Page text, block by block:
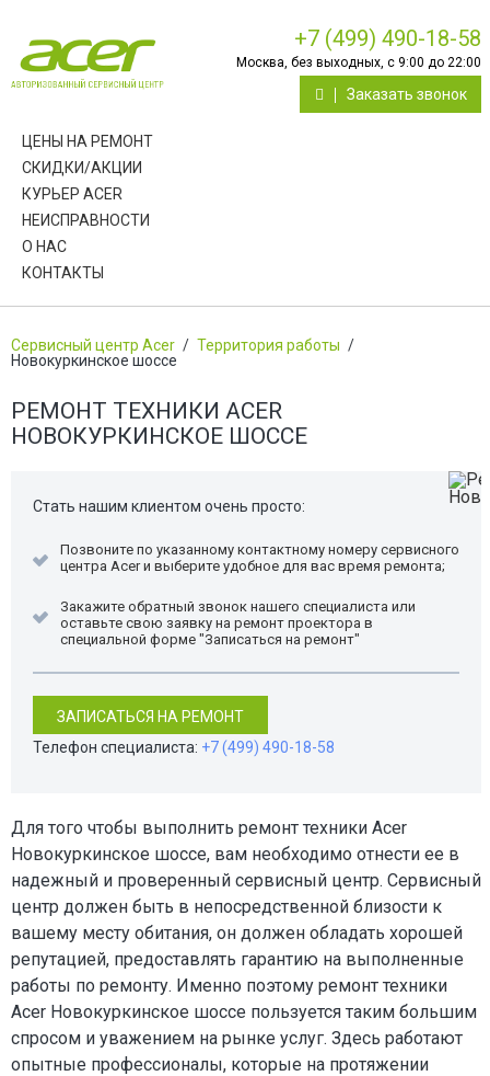
+7 (499) 490-18-58
Москва, без выходных, с 9:00 до 22:00
Заказать звонок
ЦЕНЫ НА РЕМОНТ
СКИДКИ/АКЦИИ
КУРЬЕР ACER
НЕИСПРАВНОСТИ
О НАС
КОНТАКТЫ
Сервисный центр Acer / Территория работы /
Новокуркинское шоссе
РЕМОНТ ТЕХНИКИ ACER
НОВОКУРКИНСКОЕ ШОССЕ
Стать нашим клиентом очень просто:
Позвоните по указанному контактному номеру сервисного
центра Acer и выберите удобное для вас время ремонта;
Закажите обратный звонок нашего специалиста или
оставьте свою заявку на ремонт проектора в
специальной форме "Записаться на ремонт"
ЗАПИСАТЬСЯ НА РЕМОНТ
Телефон специалиста: +7 (499) 490-18-58
Для того чтобы выполнить ремонт техники Acer
Новокуркинское шоссе, вам необходимо отнести ее в
надежный и проверенный сервисный центр. Сервисный
центр должен быть в непосредственной близости к
вашему месту обитания, он должен обладать хорошей
репутацией, предоставлять гарантию на выполненные
работы по ремонту. Именно поэтому ремонт техники
Acer Новокуркинское шоссе пользуется таким большим
спросом и уважением на рынке услуг. Здесь работают
опытные профессионалы, которые на протяжении